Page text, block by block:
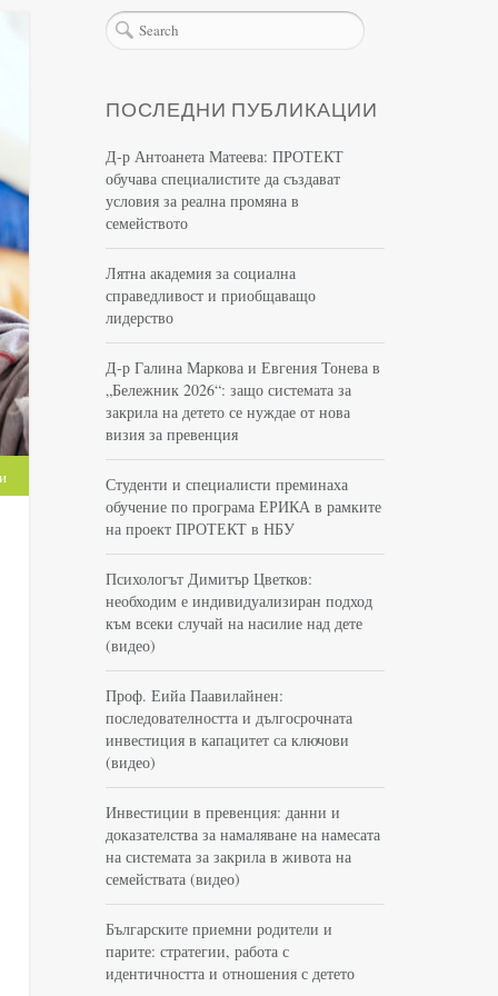
ПОСЛЕДНИ ПУБЛИКАЦИИ
Д-р Антоанета Матеева: ПРОТЕКТ
обучава специалистите да създават
условия за реална промяна в
семейството
Лятна академия за социална
справедливост и приобщаващо
лидерство
Д-р Галина Маркова и Евгения Тонева в
„Бележник 2026“: защо системата за
закрила на детето се нуждае от нова
визия за превенция
Студенти и специалисти преминаха
обучение по програма ЕРИКА в рамките
на проект ПРОТЕКТ в НБУ
Психологът Димитър Цветков:
необходим е индивидуализиран подход
към всеки случай на насилие над дете
(видео)
Проф. Еийа Паавилайнен:
последователността и дългосрочната
инвестиция в капацитет са ключови
(видео)
Инвестиции в превенция: данни и
доказателства за намаляване на намесата
на системата за закрила в живота на
семействата (видео)
Българските приемни родители и
парите: стратегии, работа с
идентичността и отношения с детето